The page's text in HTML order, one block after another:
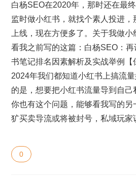
白杨SEO在2020年，那时还在最
监时做小红书，就找个素人投进
上线，现在方便多了。关于我做
看我之前写的这篇：白杨SEO：
书笔记排名因素解析及实战举例【
2024年我们都知道小红书上搞流
的是，想要把小红书流量导到自
你也有这个问题，能够看我写的另
犷买卖导流或将被封号，私域玩家
0